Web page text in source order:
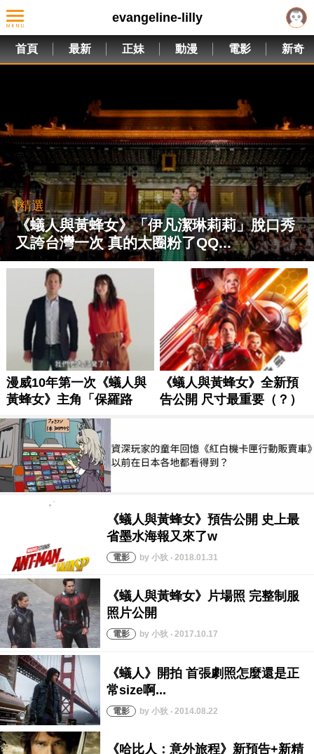
evangeline-lilly
首頁 最新 正妹 動漫 電影 新奇
精選
by 小狄 ‧ 2018.01.31
by 小狄 ‧ 2017.10.17
by 小狄 ‧ 2014.08.22